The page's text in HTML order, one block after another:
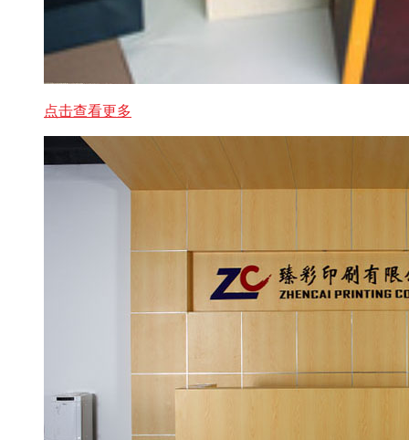
点击查看更多